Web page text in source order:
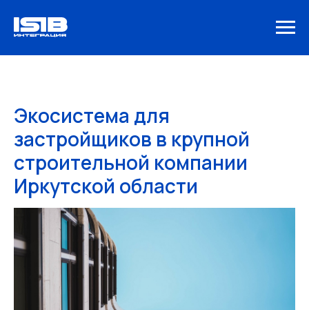
Экосистема для
застройщиков в крупной
строительной компании
Иркутской области